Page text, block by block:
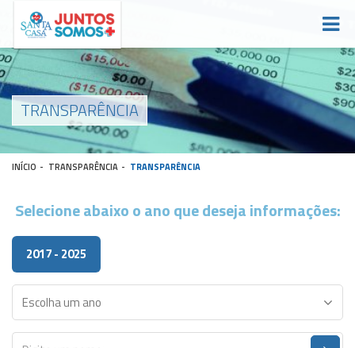
TRANSPARÊNCIA
INÍCIO - TRANSPARÊNCIA - TRANSPARÊNCIA
Selecione abaixo o ano que deseja informações:
2017 - 2025